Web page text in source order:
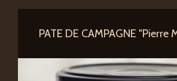
PATE DE CAMPAGNE "Pierre